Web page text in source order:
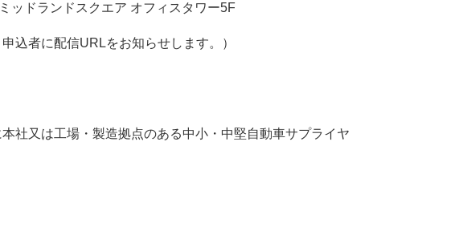
ドランドスクエア オフィスタワー5F
込者に配信URLをお知らせします。）
社又は工場・製造拠点のある中小・中堅自動車サプライヤ